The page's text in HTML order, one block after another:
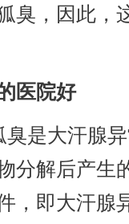
臭，因此，
医院好
是大汗腺异
分解后产生
，即大汗腺